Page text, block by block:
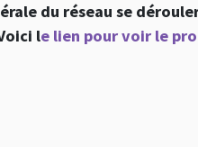
du réseau se
le lien pour voir le